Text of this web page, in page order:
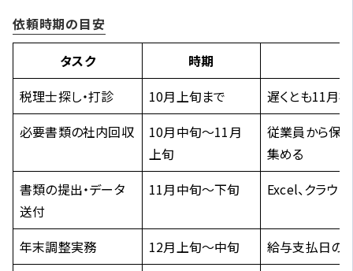
依頼時期の目安
タスク
時期
税理士探し・打診
10月上旬まで
遅くとも11月
必要書類の社内回収
10月中旬〜11月
上旬
従業員から保
集める
書類の提出・データ
送付
11月中旬〜下旬 Excel、クラウ
年末調整実務 12月上旬〜中旬
給与支払日の